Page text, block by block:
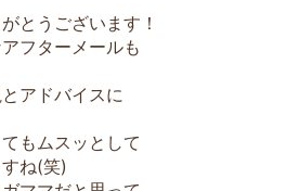
とうございます！
フターメールも
アドバイスに
もムスッとして
ね(笑)